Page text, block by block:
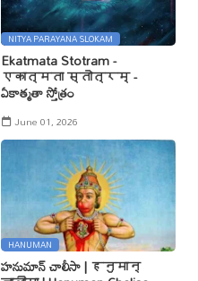
NITYA PARAYANA SLOKAM
Ekatmata Stotram -
एकात्मता स्तोत्रम् -
ఏకాత్మతా స్తోత్రం
June 01, 2026
HANUMAN
హనుమాన్ చాలీసా | हनुमान्